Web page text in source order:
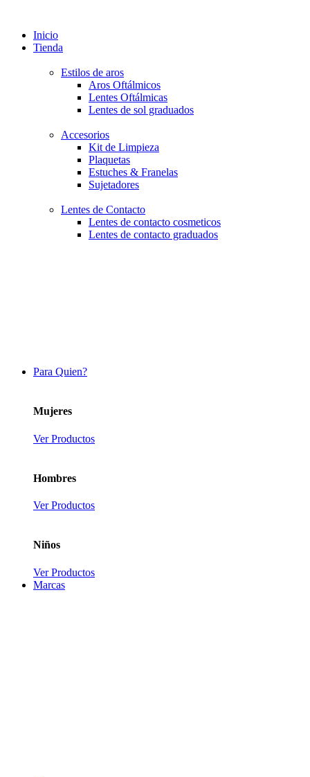
Inicio
Tienda
Estilos de aros
Aros Oftálmicos
Lentes Oftálmicas
Lentes de sol graduados
Accesorios
Kit de Limpieza
Plaquetas
Estuches & Franelas
Sujetadores
Lentes de Contacto
Lentes de contacto cosmeticos
Lentes de contacto graduados
Para Quien?
Mujeres
Ver Productos
Hombres
Ver Productos
Niños
Ver Productos
Marcas